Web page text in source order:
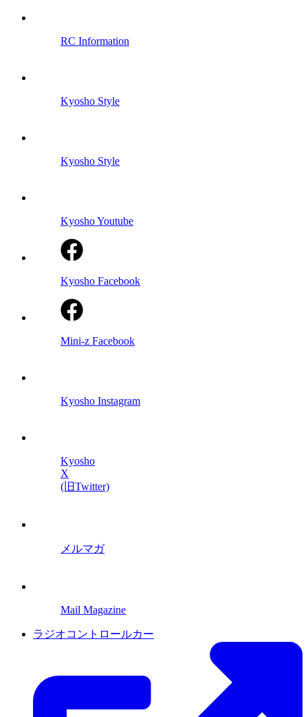
RC Information
Kyosho Style
Kyosho Style
Kyosho Youtube
Kyosho Facebook
Mini-z Facebook
Kyosho Instagram
Kyosho
X
(旧Twitter)
メルマガ
Mail Magazine
ラジオコントロールカー